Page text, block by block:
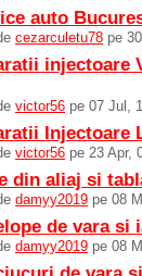
auto
cezarculetu78 pe
injectoare
victor56 pe 07 Jul,
Injectoare
victor56 pe 23 Apr,
din aliaj si
damyy2019 pe 08
de vara si
damyy2019 pe 08